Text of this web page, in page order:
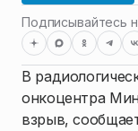
Подписывайтесь
В
онкоцентра
взрыв,